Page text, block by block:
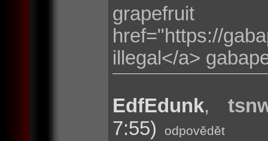
href="https://
illegal</a>
EdfEdunk,
7:55)
odpovědět